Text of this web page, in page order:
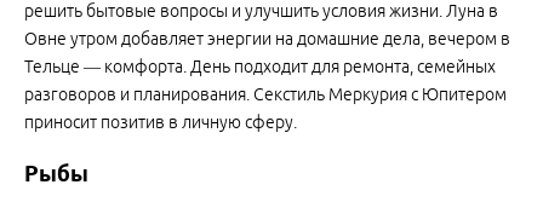
решить бытовые вопросы и улучшить условия жизни. Луна в
Овне утром добавляет энергии на домашние дела, вечером в
Тельце — комфорта. День подходит для ремонта, семейных
разговоров и планирования. Секстиль Меркурия с Юпитером
приносит позитив в личную сферу.
Рыбы